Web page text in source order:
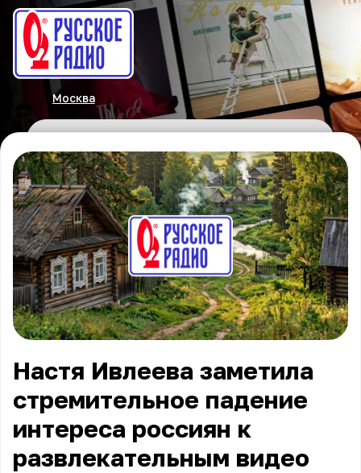
Москва
Настя Ивлеева заметила
стремительное падение
интереса россиян к
развлекательным видео